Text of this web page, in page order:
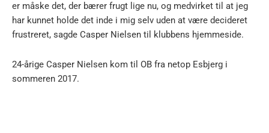
er måske det, der bærer frugt lige nu, og medvirket til at jeg
har kunnet holde det inde i mig selv uden at være decideret
frustreret, sagde Casper Nielsen til klubbens hjemmeside.
24-årige Casper Nielsen kom til OB fra netop Esbjerg i
sommeren 2017.